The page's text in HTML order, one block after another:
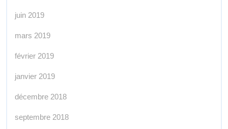
juin 2019
mars 2019
février 2019
janvier 2019
décembre 2018
septembre 2018